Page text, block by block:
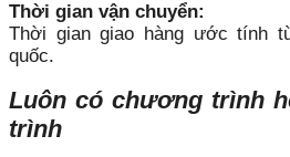
Thời gian vận chuyển:
Thời gian giao hàng ước tính
quốc.
Luôn có chương trình
trình